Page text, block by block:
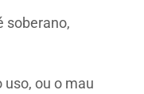
soberano,
ou o mau